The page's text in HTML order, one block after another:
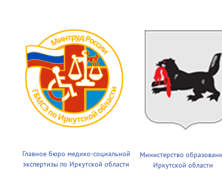
Главное бюро медико-социальной
экспертизы по Иркутской области
Министерство
Иркутской области